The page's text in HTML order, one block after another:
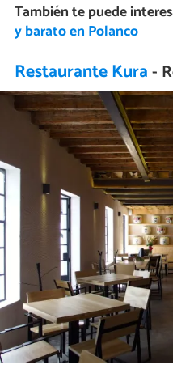
También te puede
y barato en Polanco
Restaurante Kura-